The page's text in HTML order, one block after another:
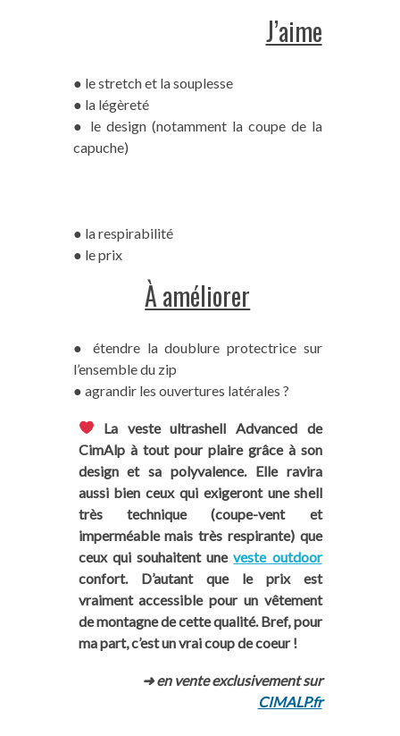
J’aime
● le stretch et la souplesse
● la légèreté
● le design (notamment la coupe de la
capuche)
● la respirabilité
● le prix
À améliorer
● étendre la doublure protectrice sur
l’ensemble du zip
● agrandir les ouvertures latérales ?
La veste ultrashell Advanced de
CimAlp à tout pour plaire grâce à son
design et sa polyvalence. Elle ravira
aussi bien ceux qui exigeront une shell
très technique (coupe-vent et
imperméable mais très respirante) que
ceux qui souhaitent uneveste outdoor
confort. D’autant que le prix est
vraiment accessible pour un vêtement
de montagne de cette qualité. Bref, pour
ma part, c’est un vrai coup de coeur !
➜ en vente exclusivement sur
CIMALP.fr